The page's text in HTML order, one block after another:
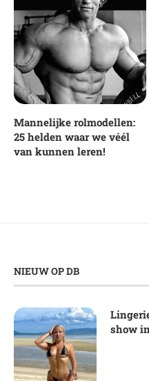
Mannelijke rolmodellen:
25 helden waar we véél
van kunnen leren!
NIEUW OP DB
show